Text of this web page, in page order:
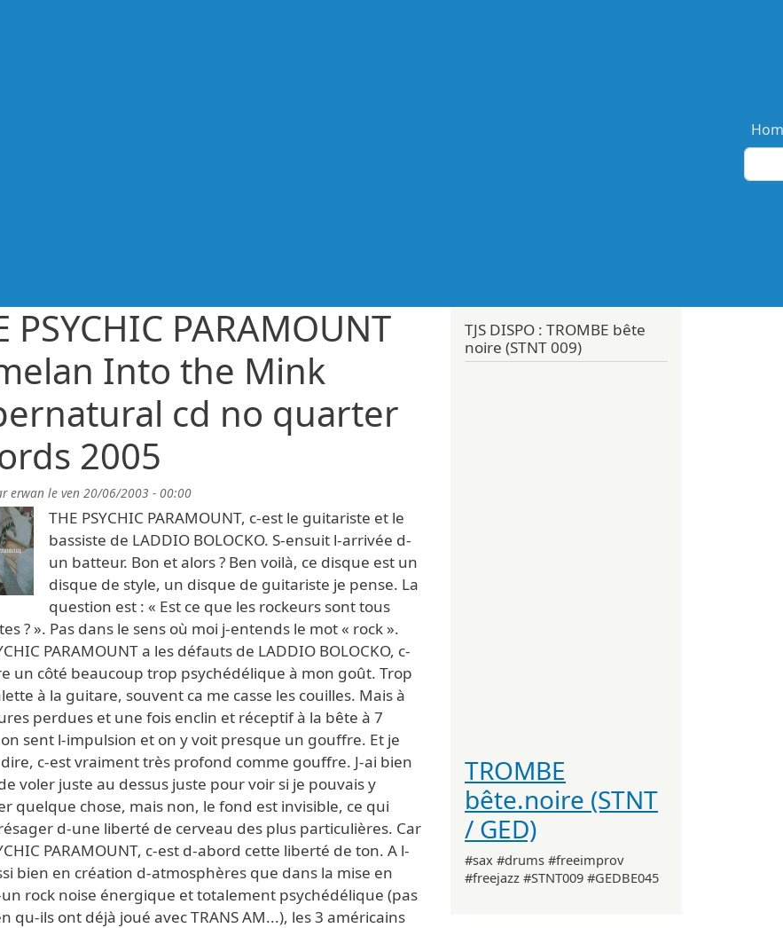
PSYCHIC PARAMOUNT
Into the Mink
cd no quarter
2005
erwan le ven 20/06/2003 - 00:00
THE PSYCHIC PARAMOUNT, c-est le guitariste et le
bassiste de LADDIO BOLOCKO. S-ensuit l-arrivée d-
un batteur. Bon et alors ? Ben voilà, ce disque est un
disque de style, un disque de guitariste je pense. La
question est : « Est ce que les rockeurs sont tous
? ». Pas dans le sens où moi j-entends le mot « rock ».
PARAMOUNT a les défauts de LADDIO BOLOCKO, c-
un côté beaucoup trop psychédélique à mon goût. Trop
à la guitare, souvent ca me casse les couilles. Mais à
perdues et une fois enclin et réceptif à la bête à 7
sent l-impulsion et on y voit presque un gouffre. Et je
c-est vraiment très profond comme gouffre. J-ai bien
voler juste au dessus juste pour voir si je pouvais y
quelque chose, mais non, le fond est invisible, ce qui
d-une liberté de cerveau des plus particulières. Car
PARAMOUNT, c-est d-abord cette liberté de ton. A l-
bien en création d-atmosphères que dans la mise en
rock noise énergique et totalement psychédélique (pas
qu-ils ont déjà joué avec TRANS AM...), les 3 américains
TJS DISPO : TROMBE bête
noire (STNT 009)
TROMBE
bête.noire (STNT
/ GED)
#sax #drums #freeimprov
#freejazz #STNT009 #GEDBE045